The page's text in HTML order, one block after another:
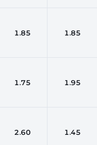
1.85 1.85
1.75 1.95
2.60 1.45